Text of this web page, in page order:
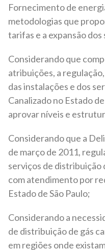
Fornecimento de
metodologias que
tarifas e a expansão
Considerando que
atribuições, a
das instalações e dos
Canalizado no Estado
aprovar níveis e
Considerando que a
de março de 2011,
serviços de distribuição
com atendimento por
Estado de São Paulo;
Considerando a
de distribuição de gás
em regiões onde